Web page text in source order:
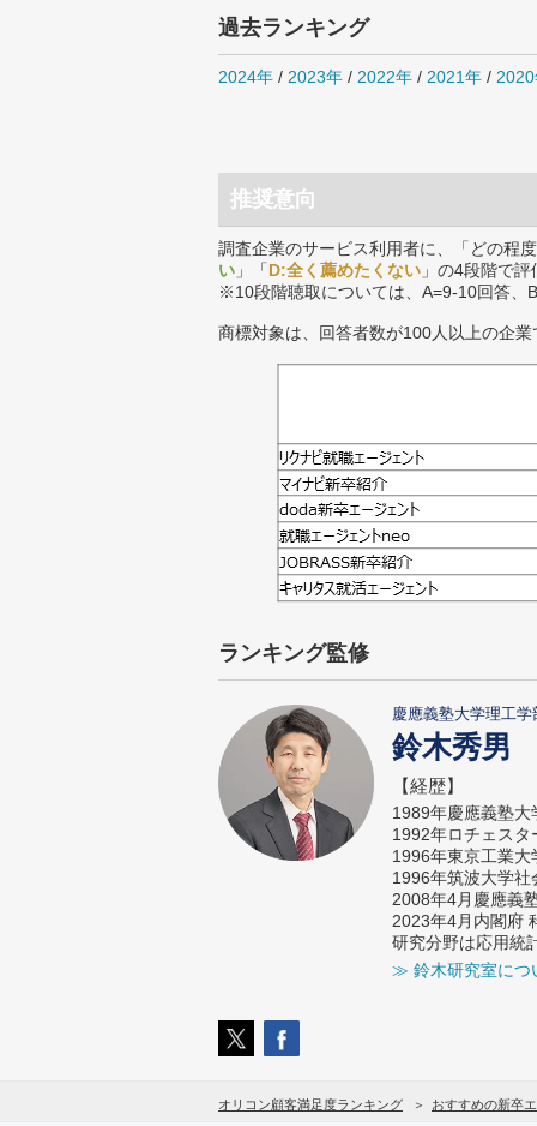
過去ランキング
2024年 / 2023年 / 2022年 / 2021年 /
推奨意向
調査企業のサービス利用者に、「どの程
い 」「D:全く薦めたくない 」の4段階で
※10段階聴取については、A=9-10回答、
商標対象は、回答者数が100人以上の企業
ランキング監修
慶應義塾大学理工
鈴木秀男
【経歴】
1989年慶應義塾
1992年ロチェス
1996年東京工業
1996年筑波大学
2008年4月慶應義
2023年4月内閣府
研究分野は応用統
≫ 鈴木研究室につ
オリコン顧客満足度ランキング おすすめの新卒